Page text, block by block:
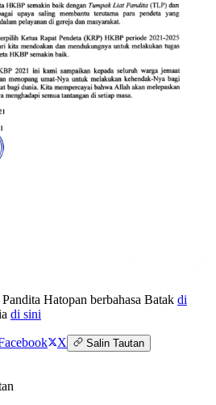
Hatopan berbahasa Batak di
di sini
X Salin Tautan